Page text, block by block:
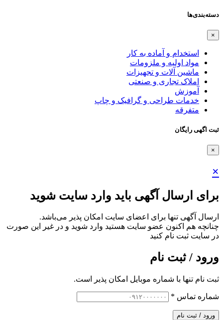
دسته‌بندی‌ها
×
استخدام و آماده به کار
مواد اولیه و ملزومات
ماشین آلات و تجهیزات
املاک تجاری و صنعتی
آموزش
خدمات طراحی و گرافیک و چاپ
متفرقه
ثبت اگهی رایگان
×
×
برای ارسال آگهی باید وارد سایت شوید
ارسال آگهی تنها برای اعضای سایت امکان پذیر می‌باشد.
چنانچه هم‌ اکنون عضو سایت هستید وارد شوید و در غیر این صورت
در سایت ثبت نام کنید
ورود / ثبت نام
ثبت نام تنها با شماره موبایل امکان پذیر است.
شماره تماس *
ورود / ثبت نام